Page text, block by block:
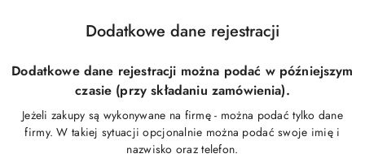
Dodatkowe dane rejestracji
Dodatkowe dane rejestracji można podać w późniejszym
czasie (przy składaniu zamówienia).
Jeżeli zakupy są wykonywane na firmę - można podać tylko dane
firmy. W takiej sytuacji opcjonalnie można podać swoje imię i
nazwisko oraz telefon.